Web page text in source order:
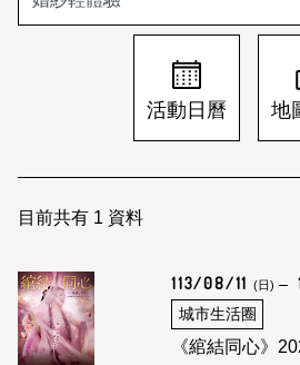
訂閱文化快遞
聯絡我們
活動日曆 地
目前共有 1 資料
113/08/11 (日)
城市生活圈
《綰結同心》